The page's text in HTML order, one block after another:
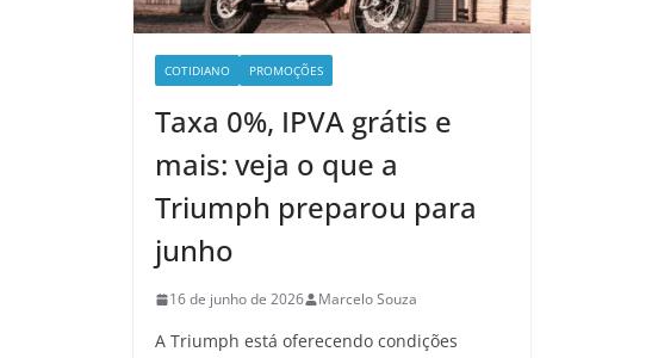
COTIDIANO PROMOÇÕES
Taxa 0%, IPVA grátis e
mais: veja o que a
Triumph preparou para
junho
16 de junho de 2026 Marcelo Souza
A Triumph está oferecendo condições